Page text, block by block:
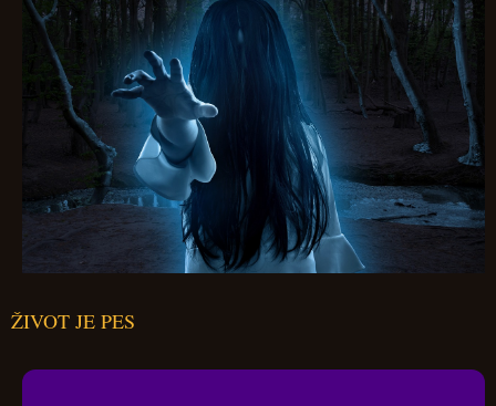
ŽIVOT JE PES